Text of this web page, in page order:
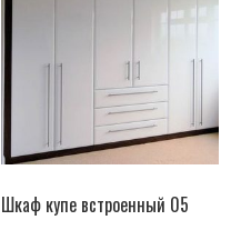
Шкаф купе встроенный 05